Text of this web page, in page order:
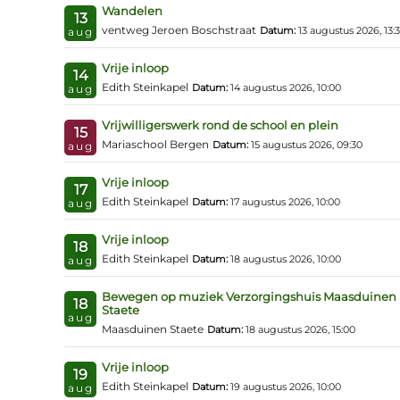
13
aug
Wandelen
ventweg Jeroen Boschstraat Datum: 13 augustus 2026,
14
aug
Vrije inloop
Edith Steinkapel Datum: 14 augustus 2026, 10:00
15
aug
Vrijwilligerswerk rond de school en plein
Mariaschool Bergen Datum: 15 augustus 2026, 09:30
17
aug
Vrije inloop
Edith Steinkapel Datum: 17 augustus 2026, 10:00
18
aug
Vrije inloop
Edith Steinkapel Datum: 18 augustus 2026, 10:00
18
aug
Bewegen op muziek Verzorgingshuis Maasduinen
Staete
Maasduinen Staete Datum: 18 augustus 2026, 15:00
19
aug
Vrije inloop
Edith Steinkapel Datum: 19 augustus 2026, 10:00